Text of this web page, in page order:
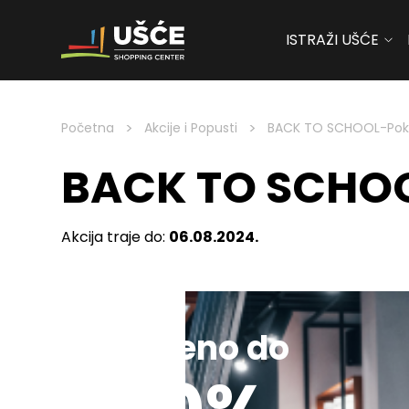
Skip to content
ISTRAŽI UŠĆE
Početna > Akcije i Popusti > BACK TO SCHOOL-
BACK TO
Akcija traje do: 06.08.2024.
Sniženo do